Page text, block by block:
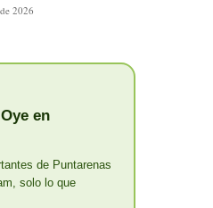
2026
en
de Puntarenas
solo lo que